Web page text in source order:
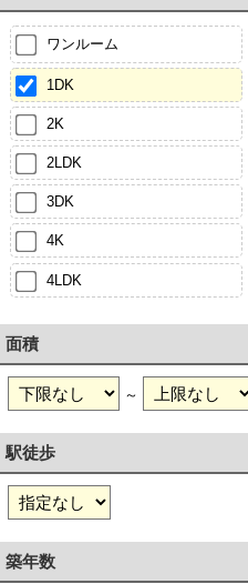
ワンルーム
1DK
2K
2LDK
3DK
4K
4LDK
面積
～
駅徒歩
築年数